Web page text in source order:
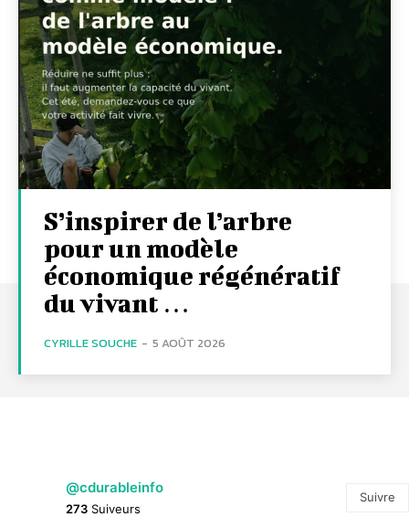
S’inspirer de l’arbre
pour un modèle
économique régénératif
du vivant …
CYRILLE SOUCHE - 5 AOÛT 2026
@cdurableinfo
273 Suiveurs
Suivre